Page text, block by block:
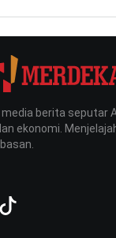
media berita seputar
ekonomi.